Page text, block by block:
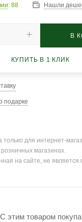
: 88 Нашли
В
КУПИТЬ В 1 КЛИК
подарке
только для интернет-
магазинах.
на сайте, не является
С этим товаром